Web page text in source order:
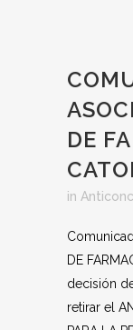
DE
in
DE
decisión
retirar el